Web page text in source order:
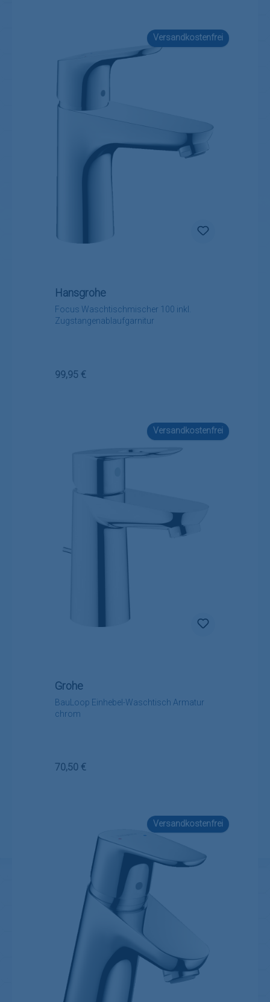
Versandkostenfrei
Focus Waschtischmischer 100 inkl.
Zugstangenablaufgarnitur
Hansgrohe
Regulärer Preis:
99,95 €
Versandkostenfrei
BauLoop Einhebel-Waschtisch Armatur
chrom
Grohe
Regulärer Preis:
70,50 €
Versandkostenfrei